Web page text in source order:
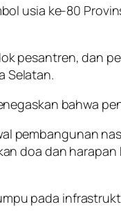
usia ke-80
pesantren, dan
Selatan.
bahwa
pembangunan
doa dan
pada